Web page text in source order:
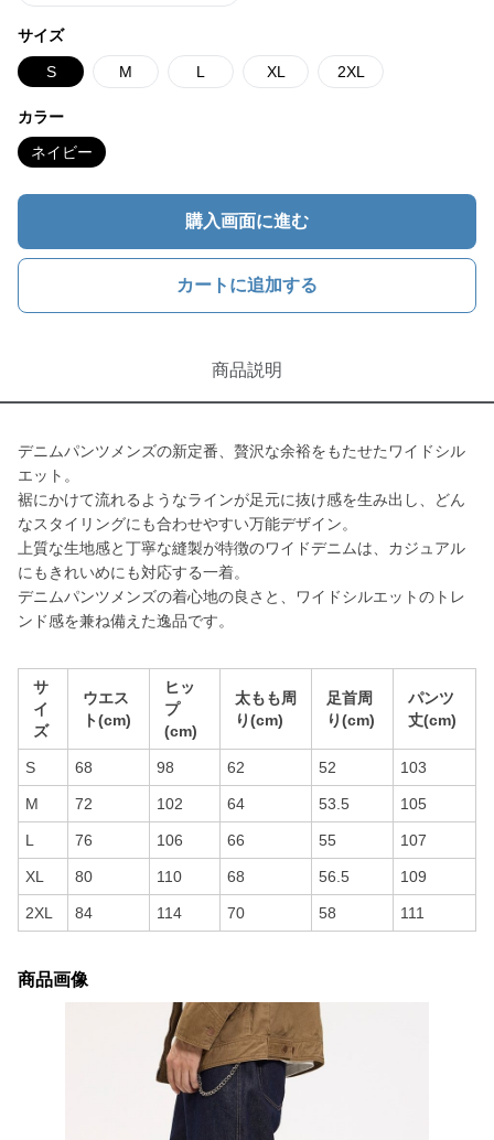
サイズ
S M L XL 2XL
カラー
ネイビー
購入画面に進む
カートに追加する
商品説明
デニムパンツメンズの新定番、贅沢な余裕をもたせたワイドシル
エット。
裾にかけて流れるようなラインが足元に抜け感を生み出し、どん
なスタイリングにも合わせやすい万能デザイン。
上質な生地感と丁寧な縫製が特徴のワイドデニムは、カジュアル
にもきれいめにも対応する一着。
デニムパンツメンズの着心地の良さと、ワイドシルエットのトレ
ンド感を兼ね備えた逸品です。
サ
イ
ズ
ウエス
ト(cm)
ヒッ
プ
(cm)
太もも周
り(cm)
足首周
り(cm)
パンツ
丈(cm)
S 68 98 62 52 103
M 72 102 64 53.5 105
L 76 106 66 55 107
XL 80 110 68 56.5 109
2XL 84 114 70 58 111
商品画像